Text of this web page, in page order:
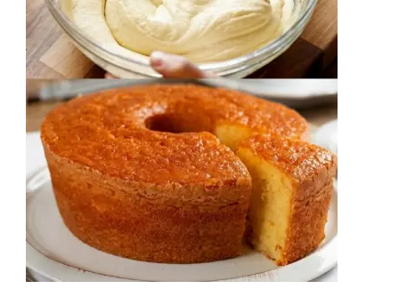
Extra!